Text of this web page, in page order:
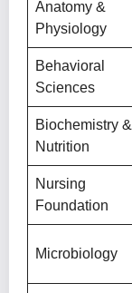
Anatomy &
Physiology
Behavioral
Sciences
Biochemistry &
Nutrition
Nursing
Foundation
Microbiology